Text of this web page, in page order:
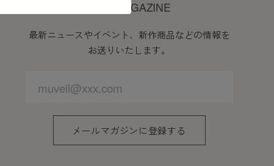
MAIL MAGAZINE
最新ニュースやイベント、新作商品などの情報を
お送りいたします。
メールマガジンに登録する